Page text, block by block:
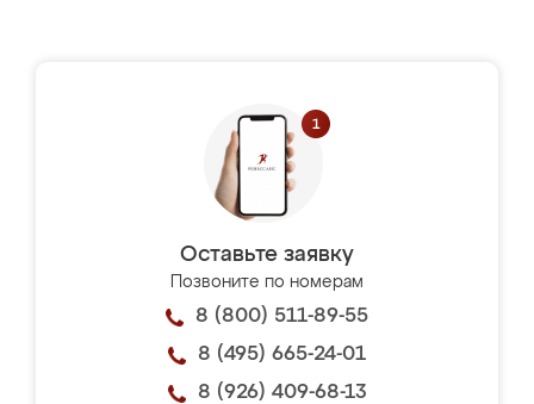
Оставьте заявку
Позвоните по номерам
8 (800) 511-89-55
8 (495) 665-24-01
8 (926) 409-68-13